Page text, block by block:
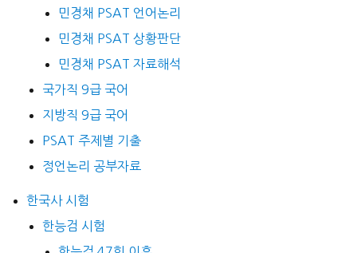
민경채 PSAT 언어논리
민경채 PSAT 상황판단
민경채 PSAT 자료해석
국가직 9급 국어
지방직 9급 국어
PSAT 주제별 기출
정언논리 공부자료
한국사 시험
한능검 시험